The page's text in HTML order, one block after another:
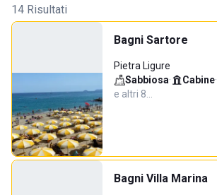
14 Risultati
Bagni Sartore
Pietra Ligure
Sabbiosa· Cabine·
e altri 8…
Bagni Villa Marina